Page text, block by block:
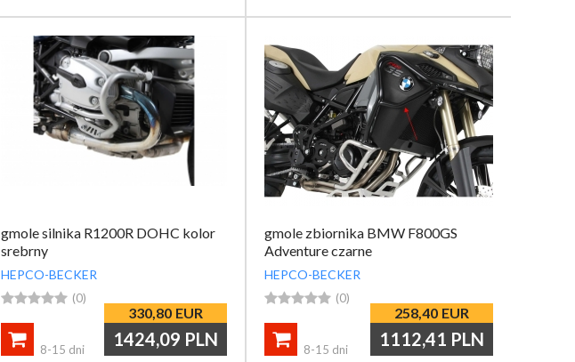
gmole silnika R1200R DOHC kolor
srebrny
HEPCO-BECKER
 (0)
330,80 EUR
1424,09 PLN

8-15 dni
gmole zbiornika BMW F800GS
Adventure czarne
HEPCO-BECKER
 (0)
258,40 EUR
1112,41 PLN

8-15 dni